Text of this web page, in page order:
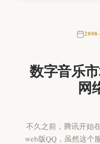
数字音乐
网
不久之前，腾讯开始
web版QQ，虽然这个